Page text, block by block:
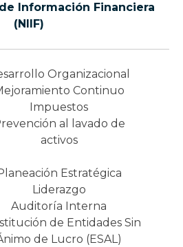
Información Financiera
(NIIF)
Organizacional
Continuo
Impuestos
al lavado de
activos
Estratégica
Liderazgo
Auditoría Interna
de Entidades Sin
de Lucro (ESAL)